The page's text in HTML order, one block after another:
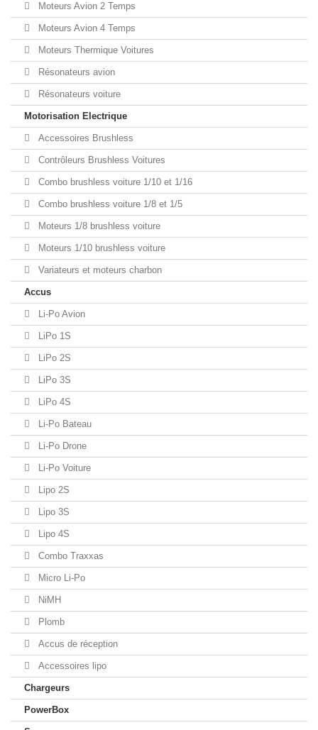
Moteurs Avion 2 Temps
Moteurs Avion 4 Temps
Moteurs Thermique Voitures
Résonateurs avion
Résonateurs voiture
Motorisation Electrique
Accessoires Brushless
Contrôleurs Brushless Voitures
Combo brushless voiture 1/10 et 1/16
Combo brushless voiture 1/8 et 1/5
Moteurs 1/8 brushless voiture
Moteurs 1/10 brushless voiture
Variateurs et moteurs charbon
Accus
Li-Po Avion
LiPo 1S
LiPo 2S
LiPo 3S
LiPo 4S
Li-Po Bateau
Li-Po Drone
Li-Po Voiture
Lipo 2S
Lipo 3S
Lipo 4S
Combo Traxxas
Micro Li-Po
NiMH
Plomb
Accus de réception
Accessoires lipo
Chargeurs
PowerBox